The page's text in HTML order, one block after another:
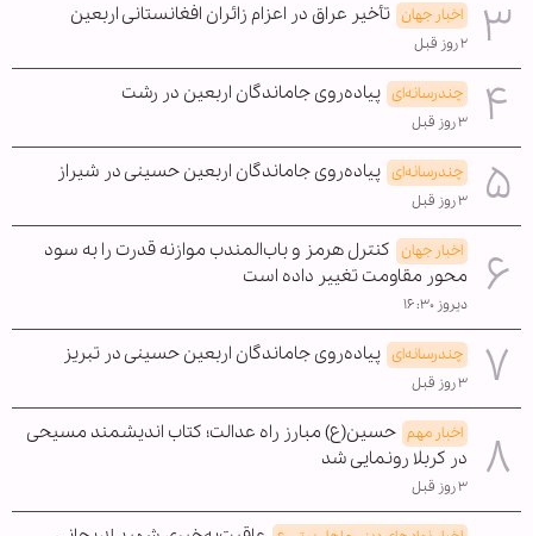
اخبار جهان تأخیر عراق در اعزام زائران افغانستانی اربعین
۲ روز قبل
چندرسانه‌ای پیاده‌روی جاماندگان اربعین در رشت
۳ روز قبل
چندرسانه‌ای پیاده‌روی جاماندگان اربعین حسینی در شیراز
۳ روز قبل
اخبار جهان کنترل هرمز و باب‌المندب موازنه قدرت را به سود
محور مقاومت تغییر داده است
دیروز ۱۶:۳۰
چندرسانه‌ای پیاده‌روی جاماندگان اربعین حسینی در تبریز
۳ روز قبل
اخبار مهم حسین(ع) مبارز راه عدالت؛ کتاب اندیشمند مسیحی
در کربلا رونمایی شد
۳ روز قبل